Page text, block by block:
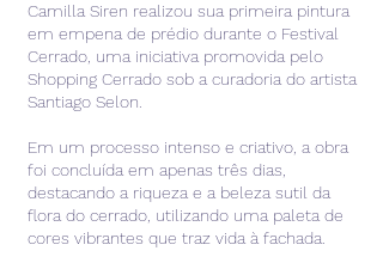
Camilla Siren realizou sua primeira pintura
em empena de prédio durante o Festival
Cerrado, uma iniciativa promovida pelo
Shopping Cerrado sob a curadoria do artista
Santiago Selon.
Em um processo intenso e criativo, a obra
foi concluída em apenas três dias,
destacando a riqueza e a beleza sutil da
flora do cerrado, utilizando uma paleta de
cores vibrantes que traz vida à fachada.